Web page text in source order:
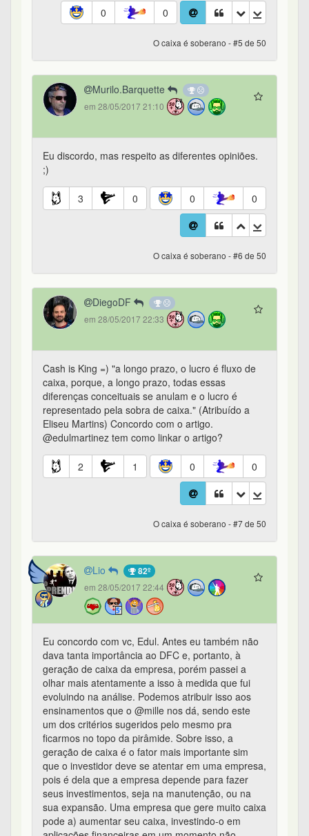
0
0
O caixa é soberano - #5 de 50
Murilo.Barquette
em 28/05/2017 21:10
Eu discordo, mas respeito as diferentes opiniões.
;)
3 0 0 0
O caixa é soberano - #6 de 50
DiegoDF
em 28/05/2017 22:33
Cash is King =) "a longo prazo, o lucro é fluxo de
caixa, porque, a longo prazo, todas essas
diferenças conceituais se anulam e o lucro é
representado pela sobra de caixa." (Atribuído a
Eliseu Martins) Concordo com o artigo.
@edulmartinez tem como linkar o artigo?
2 1 0 0
O caixa é soberano - #7 de 50
Lio 82º
em 28/05/2017 22:44
Eu concordo com vc, Edul. Antes eu também não
dava tanta importância ao DFC e, portanto, à
geração de caixa da empresa, porém passei a
olhar mais atentamente a isso à medida que fui
evoluindo na análise. Podemos atribuir isso aos
ensinamentos que o @mille nos dá, sendo este
um dos critérios sugeridos pelo mesmo pra
ficarmos no topo da pirâmide. Sobre isso, a
geração de caixa é o fator mais importante sim
que o investidor deve se atentar em uma empresa,
pois é dela que a empresa depende para fazer
seus investimentos, seja na manutenção, ou na
sua expansão. Uma empresa que gere muito caixa
pode a) aumentar seu caixa, investindo-o em